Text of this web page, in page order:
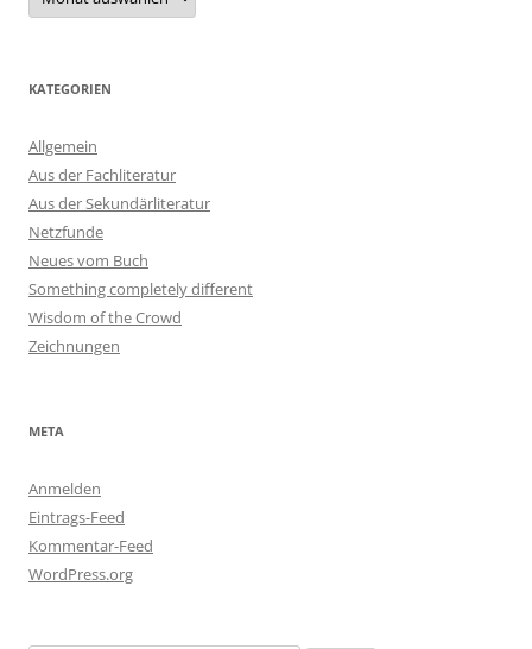
KATEGORIEN
Allgemein
Aus der Fachliteratur
Aus der Sekundärliteratur
Netzfunde
Neues vom Buch
Something completely different
Wisdom of the Crowd
Zeichnungen
META
Anmelden
Eintrags-Feed
Kommentar-Feed
WordPress.org